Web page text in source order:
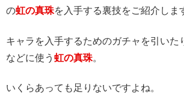
の虹の真珠を入手する裏技をご紹介しま
キャラを入手するためのガチャを引いた
などに使う 虹の真珠。
いくらあっても足りないですよね。